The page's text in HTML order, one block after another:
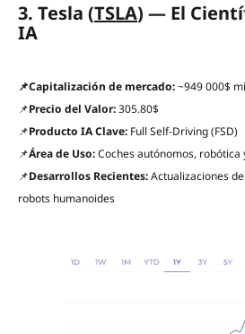
3. Tesla (TSLA) — El
IA
📌Capitalización de mercado:~949 000$
📌Precio del Valor:305.80$
📌Producto IA Clave: Full Self-Driving (FSD)
📌Área de Uso:Coches autónomos,
📌Desarrollos Recientes:Actualizaciones
robots humanoides